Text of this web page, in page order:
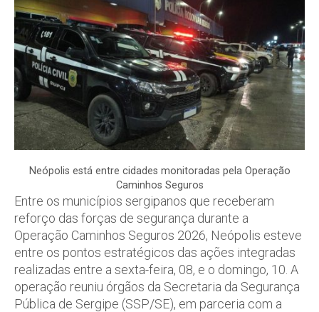
Neópolis está entre cidades monitoradas pela Operação
Caminhos Seguros
Entre os municípios sergipanos que receberam
reforço das forças de segurança durante a
Operação Caminhos Seguros 2026, Neópolis esteve
entre os pontos estratégicos das ações integradas
realizadas entre a sexta-feira, 08, e o domingo, 10. A
operação reuniu órgãos da Secretaria da Segurança
Pública de Sergipe (SSP/SE), em parceria com a